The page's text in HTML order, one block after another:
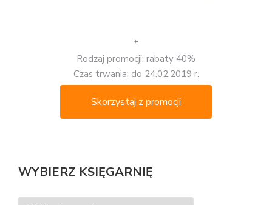
*
Rodzaj promocji: rabaty 40%
Czas trwania: do 24.02.2019 r.
Skorzystaj z promocji
WYBIERZ KSIĘGARNIĘ